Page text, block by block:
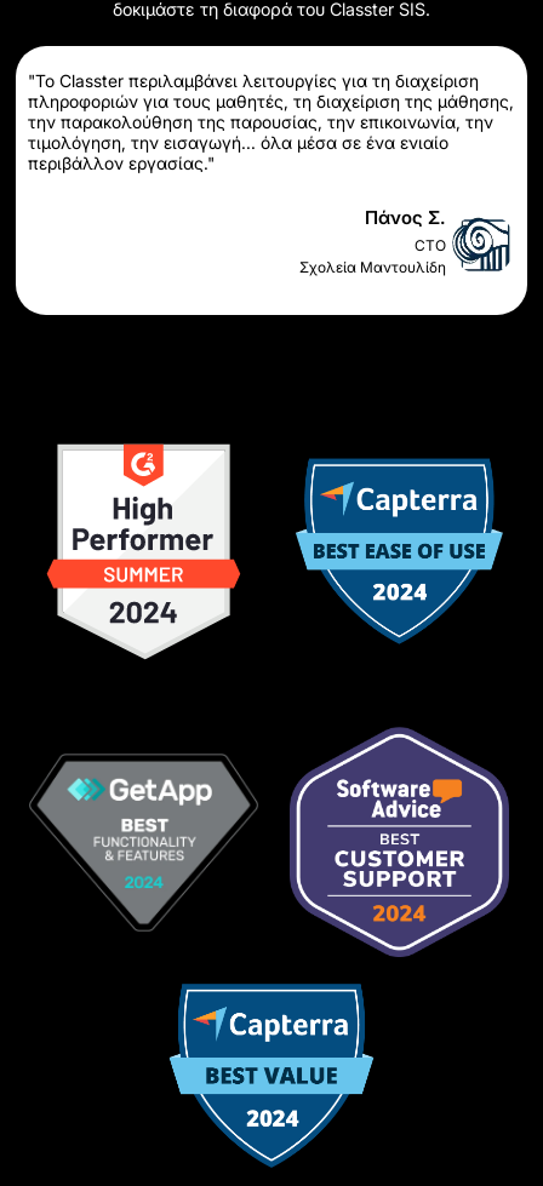
δοκιμάστε τη διαφορά του Classter SIS.
"Το Classter περιλαμβάνει λειτουργίες για τη διαχείριση
πληροφοριών για τους μαθητές, τη διαχείριση της μάθησης,
την παρακολούθηση της παρουσίας, την επικοινωνία, την
τιμολόγηση, την εισαγωγή... όλα μέσα σε ένα ενιαίο
περιβάλλον εργασίας."
Πάνος Σ.
CTO
Σχολεία Μαντουλίδη